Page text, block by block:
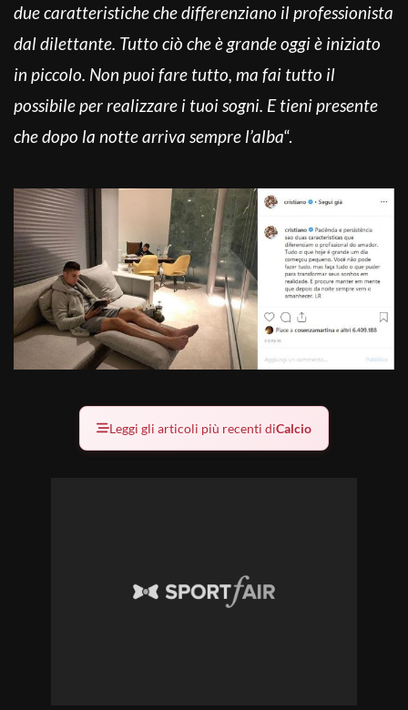
due caratteristiche che differenziano il professionista
dal dilettante. Tutto ciò che è grande oggi è iniziato
in piccolo. Non puoi fare tutto, ma fai tutto il
possibile per realizzare i tuoi sogni. E tieni presente
che dopo la notte arriva sempre l’alba“.
Leggi gli articoli più recenti diCalcio